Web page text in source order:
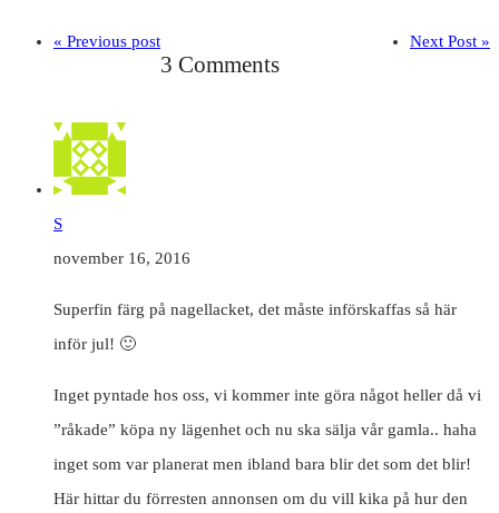
« Previous post Next Post »
3 Comments
S
november 16, 2016
Superfin färg på nagellacket, det måste införskaffas så här
inför jul! 🙂
Inget pyntade hos oss, vi kommer inte göra något heller då vi
”råkade” köpa ny lägenhet och nu ska sälja vår gamla.. haha
inget som var planerat men ibland bara blir det som det blir!
Här hittar du förresten annonsen om du vill kika på hur den